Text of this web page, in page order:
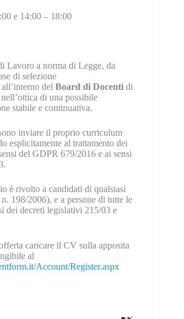
e 14:00 – 18:00
Lavoro a norma di Legge, da
di selezione
del Board di Docenti di
di una possibile
stabile e continuativa.
inviare il proprio curriculum
esplicitamente al trattamento dei
del GDPR 679/2016 e ai sensi
è rivolto a candidati di qualsiasi
198/2006), e a persone di tutte le
dei decreti legislativi 215/03 e
caricare il CV sulla apposita
al
Account/Register.aspx